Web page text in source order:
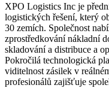
XPO Logistics Inc je
logistických řešení, který
30 zemích. Společnost
zprostředkování nákladní
skladování a distribuce a
Pokročilá technologická
viditelnost zásilek v
profesionálů zajišťuje